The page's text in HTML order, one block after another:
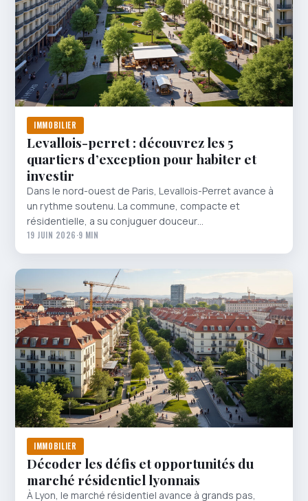
IMMOBILIER
Levallois-perret : découvrez les 5
quartiers d’exception pour habiter et
investir
Dans le nord-ouest de Paris, Levallois-Perret avance à
un rythme soutenu. La commune, compacte et
résidentielle, a su conjuguer douceur…
19 JUIN 2026·9 MIN
IMMOBILIER
Décoder les défis et opportunités du
marché résidentiel lyonnais
À Lyon, le marché résidentiel avance à grands pas,